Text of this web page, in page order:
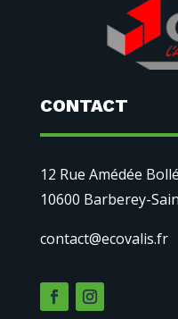
CONTACT
12 Rue Amédée
10600 Barberey-
contact@ecovalis.fr